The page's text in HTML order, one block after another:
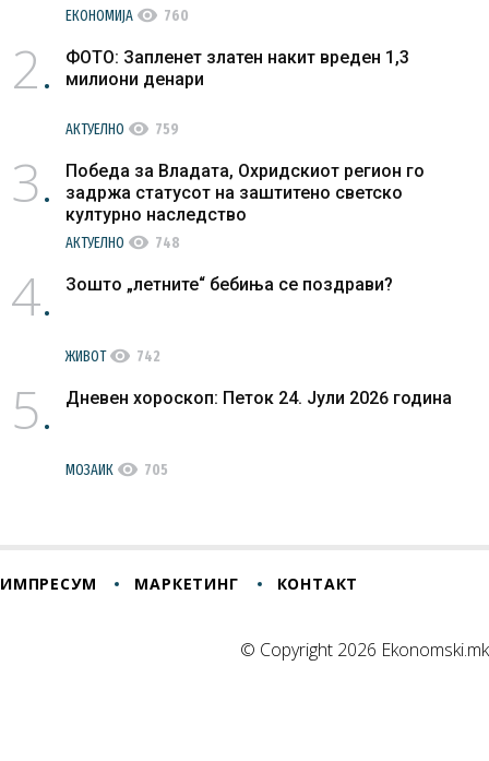
ЕКОНОМИЈА visibility 760
2
ФОТО: Запленет златен накит вреден 1,3
милиони денари
АКТУЕЛНО visibility 759
3
Победа за Владата, Охридскиот регион го
задржа статусот на заштитено светско
културно наследство
АКТУЕЛНО visibility 748
4 Зошто „летните“ бебиња се поздрави?
ЖИВОТvisibility 742
5 Дневен хороскоп: Петок 24. Јули 2026 година
МОЗАИК visibility 705
ИМПРЕСУМ МАРКЕТИНГ КОНТАКТ
© Copyright 2026 Ekonomski.mk